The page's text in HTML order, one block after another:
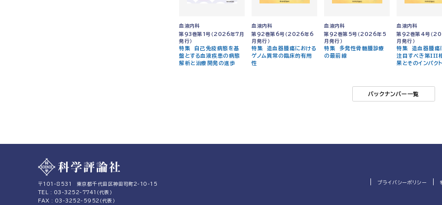
血液内科
第93巻第1号（2026年7月
発行）
特集 自己免疫病態を基
盤とする血液疾患の病態
解析と治療開発の進歩
血液内科
第92巻第6号（2026年6
月発行）
特集 造血器腫瘍における
ゲノム異常の臨床的有用
性
血液内科
第92巻第5号（2026年5
月発行）
特集 多発性骨髄腫診療
の最前線
血液内科
第92巻第4号（
月発行）
特集 造血器腫瘍
注目すべき第III
果とそのインパクト
バックナンバー一覧
〒101-8531 東京都千代田区神田司町2-10-15
TEL : 03-3252-7741（代表）
FAX : 03-3252-5952（代表）
プライバシーポリシー